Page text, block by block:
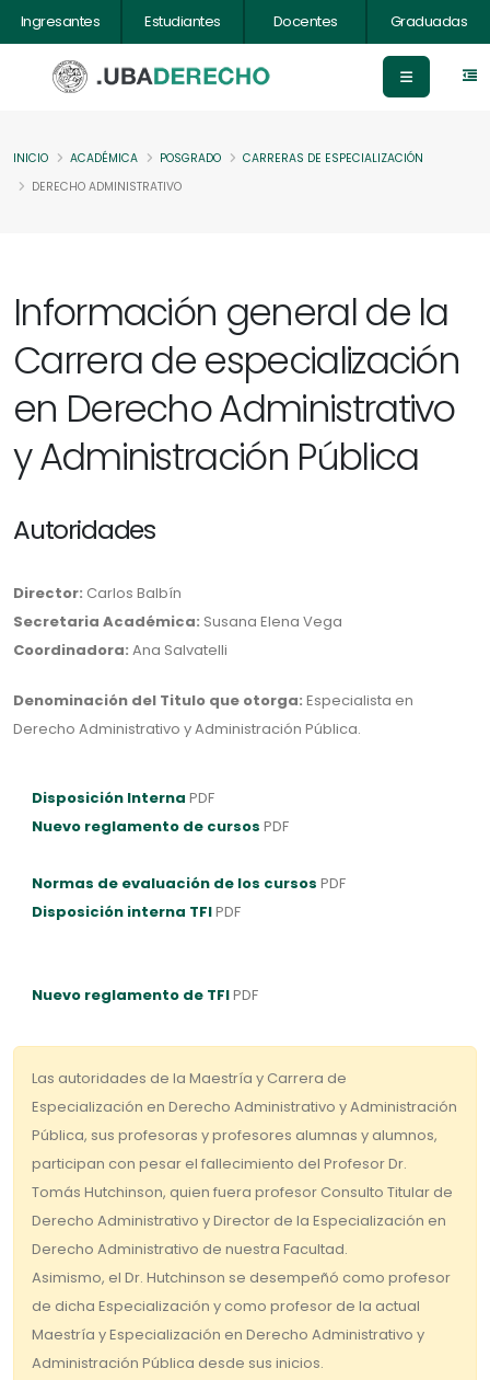
Ingresantes Estudiantes Docentes Graduadas
INICIO ACADÉMICA POSGRADO
CARRERAS DE ESPECIALIZACIÓN
DERECHO ADMINISTRATIVO
Información general de la
Carrera de especialización
en Derecho Administrativo
y Administración Pública
Autoridades
Director: Carlos Balbín
Secretaria Académica: Susana Elena Vega
Coordinadora: Ana Salvatelli
Denominación del Titulo que otorga: Especialista en
Derecho Administrativo y Administración Pública.
Disposición Interna PDF
Nuevo reglamento de cursos PDF
Normas de evaluación de los cursos PDF
Disposición interna TFIPDF
Nuevo reglamento de TFIPDF
Las autoridades de la Maestría y Carrera de
Especialización en Derecho Administrativo y Administración
Pública, sus profesoras y profesores alumnas y alumnos,
participan con pesar el fallecimiento del Profesor Dr.
Tomás Hutchinson, quien fuera profesor Consulto Titular de
Derecho Administrativo y Director de la Especialización en
Derecho Administrativo de nuestra Facultad.
Asimismo, el Dr. Hutchinson se desempeñó como profesor
de dicha Especialización y como profesor de la actual
Maestría y Especialización en Derecho Administrativo y
Administración Pública desde sus inicios.